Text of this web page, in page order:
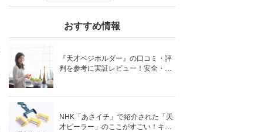
おすすめ情報
『天才ベジホルダー』の口コミ・評
判を参考に実証レビュー！安全・時
NHK「あさイチ」で紹介された「天
才ピーラー」のここがすごい！キャ